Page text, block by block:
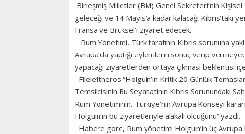
Birleşmiş Milletler (BM) Genel Sekreteri’nin
geleceği ve 14 Mayıs’a kadar kalacağı
Fransa ve Brüksel’i ziyaret edecek.
Rum Yönetimi, Türk tarafının Kıbrıs sorununa
Avrupa’da yaptığı eylemlerin sonuç verip
yapacağı ziyaretlerden ortaya çıkması beklentisi
Fileleftheros “Holguin’in Kritik 20 Günlük
Temsilcisinin Bu Seyahatinin Kıbrıs Sorunundaki
Rum Yönetiminin, Türkiye’nin Avrupa Konseyi
Holguin’in bu ziyaretleriyle alakalı olduğunu” yazdı.
Habere göre, Rum yönetimi Holguin’in üç Avrupa